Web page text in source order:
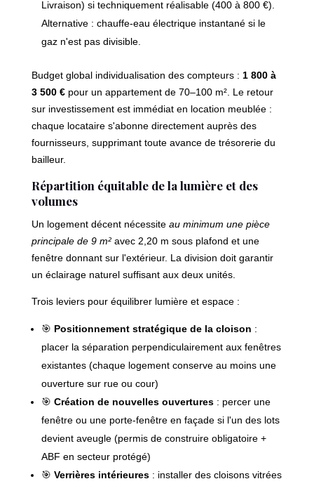
Livraison) si techniquement réalisable (400 à 800 €).
Alternative : chauffe-eau électrique instantané si le
gaz n'est pas divisible.
Budget global individualisation des compteurs : 1 800 à
3 500 €pour un appartement de 70–100 m². Le retour
sur investissement est immédiat en location meublée :
chaque locataire s'abonne directement auprès des
fournisseurs, supprimant toute avance de trésorerie du
bailleur.
Répartition équitable de la lumière et des
volumes
Un logement décent nécessite au minimum une pièce
principale de 9 m²avec 2,20 m sous plafond et une
fenêtre donnant sur l'extérieur. La division doit garantir
un éclairage naturel suffisant aux deux unités.
Trois leviers pour équilibrer lumière et espace :
🎯 Positionnement stratégique de la cloison :
placer la séparation perpendiculairement aux fenêtres
existantes (chaque logement conserve au moins une
ouverture sur rue ou cour)
🎯 Création de nouvelles ouvertures: percer une
fenêtre ou une porte-fenêtre en façade si l'un des lots
devient aveugle (permis de construire obligatoire +
ABF en secteur protégé)
🎯 Verrières intérieures: installer des cloisons vitrées